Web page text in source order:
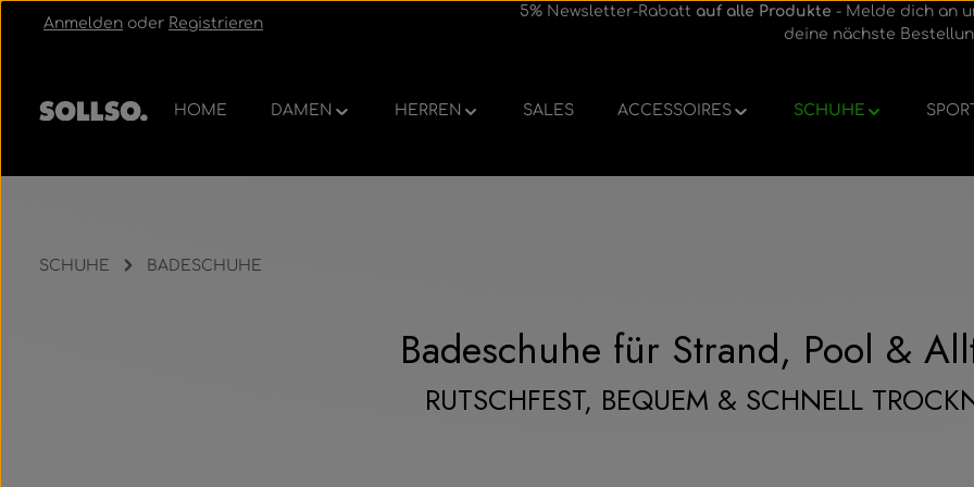
Hauptinhalt springen
Zur Hauptnavigation springen
Anmelden oder Registrieren
5% Newsletter-Rabatt auf alle Produkte - Melde dich an
deine nächste
HOME DAMEN HERREN SALES ACCESSOIRES SCHUHE
SCHUHE BADESCHUHE
Badeschuhe für Strand, Pool &
RUTSCHFEST, BEQUEM & SCHNELL